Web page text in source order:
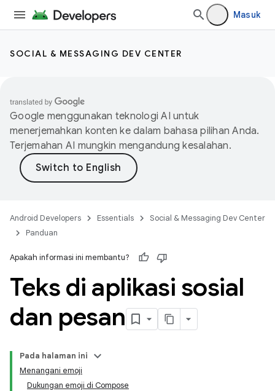
Masuk
SOCIAL & MESSAGING DEV CENTER
Google menggunakan teknologi AI untuk
menerjemahkan konten ke dalam bahasa pilihan Anda.
Terjemahan AI mungkin mengandung kesalahan.
Android Developers Essentials
Social & Messaging Dev Center
Panduan
Apakah informasi ini membantu?
Teks di aplikasi sosial
dan pesan
Pada halaman ini
Menangani emoji
Dukungan emoji di Compose